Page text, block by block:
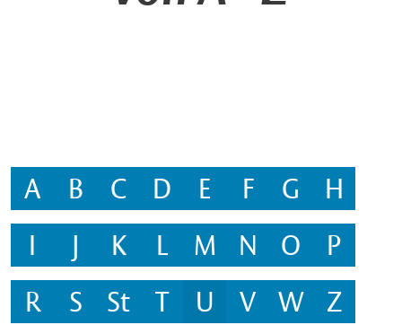
A B C D E F G
H
I
J K L M N O
P
R
S St T U V W Z